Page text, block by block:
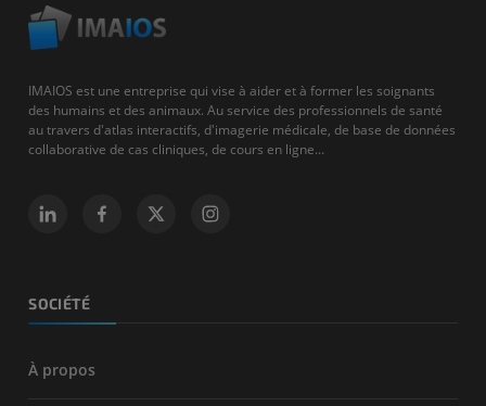
IMAIOS est une entreprise qui vise à aider et à former les soignants
des humains et des animaux. Au service des professionnels de santé
au travers d'atlas interactifs, d'imagerie médicale, de base de données
collaborative de cas cliniques, de cours en ligne...
SOCIÉTÉ
À propos